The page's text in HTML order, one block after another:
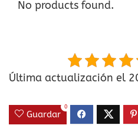
No products found.
Última actualización el
Guardar
0